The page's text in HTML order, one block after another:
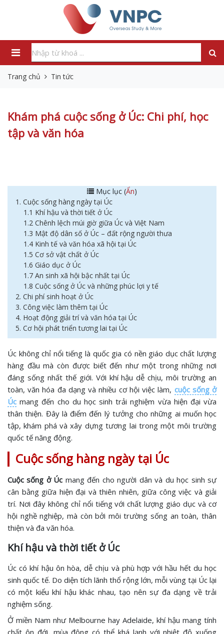
Trang chủ Tin tức
Khám phá cuộc sống ở Úc: Chi phí, học
tập và văn hóa
Mục lục (Ẩn)
1. Cuộc sống hàng ngày tại Úc
1.1 Khí hậu và thời tiết ở Úc
1.2 Chênh lệch múi giờ giữa Úc và Việt Nam
1.3 Mật độ dân số ở Úc – đất rộng người thưa
1.4 Kinh tế và văn hóa xã hội tại Úc
1.5 Cơ sở vật chất ở Úc
1.6 Giáo dục ở Úc
1.7 An sinh xã hội bậc nhất tại Úc
1.8 Cuộc sống ở Úc và những phúc lợi y tế
2. Chi phí sinh hoạt ở Úc
3. Công việc làm thêm tại Úc
4. Hoạt động giải trí và văn hóa tại Úc
5. Cơ hội phát triển tương lai tại Úc
Úc không chỉ nổi tiếng là quốc gia có nền giáo dục chất lượng
hàng đầu mà còn được biết đến như một trong những nơi
đáng sống nhất thế giới. Với khí hậu dễ chịu, môi trường an
toàn, văn hóa đa dạng và nhiều cơ hội việc làm, cuộc sống ở
Úc mang đến cho du học sinh trải nghiệm vừa hiện đại vừa
thân thiện. Đây là điểm đến lý tưởng cho những ai muốn học
tập, khám phá và xây dựng tương lai trong một môi trường
quốc tế năng động.
Cuộc sống hàng ngày tại Úc
Cuộc sống ở Úc mang đến cho người dân và du học sinh sự
cân bằng giữa hiện đại và thiên nhiên, giữa công việc và giải
trí. Nơi đây không chỉ nổi tiếng với chất lượng giáo dục và cơ
hội nghề nghiệp, mà còn bởi môi trường sống an toàn, thân
thiện và đa văn hóa.
Khí hậu và thời tiết ở Úc
Úc có khí hậu ôn hòa, dễ chịu và phù hợp với hầu hết du học
sinh quốc tế. Do diện tích lãnh thổ rộng lớn, mỗi vùng tại Úc lại
có một kiểu khí hậu khác nhau, tạo nên sự đa dạng về trải
nghiệm sống.
Ở miền Nam như Melbourne hay Adelaide, khí hậu mang tính
chất ôn đới, mùa đông có thể khá lạnh với nhiệt độ xuống